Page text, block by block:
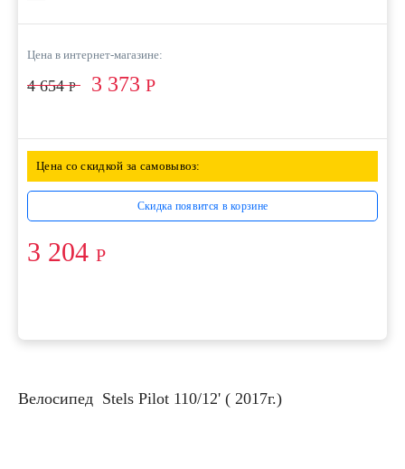
Цена в интернет-магазине:
4 654Р 3 373 Р
Цена со скидкой за самовывоз:
Скидка появится в корзине
3 204 Р
Велосипед Stels Pilot 110/12' ( 2017г.)